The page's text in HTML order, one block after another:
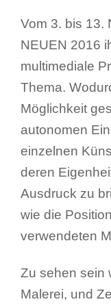
Vom 3. bis 13.
NEUEN 2016
multimediale
Thema.
Möglichkeit
autonomen
einzelnen
deren
Ausdruck zu
wie die
verwendeten
Zu sehen sein
Malerei, und